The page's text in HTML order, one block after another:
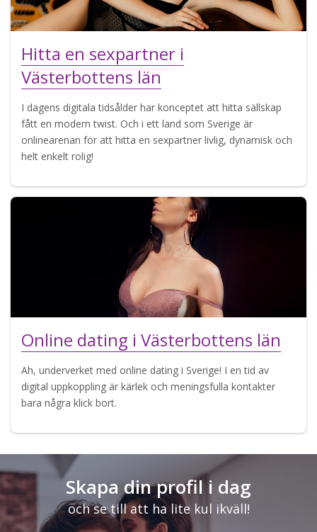
Hitta en sexpartner i
Västerbottens län
I dagens digitala tidsålder har konceptet att hitta sällskap
fått en modern twist. Och i ett land som Sverige är
onlinearenan för att hitta en sexpartner livlig, dynamisk och
helt enkelt rolig!
Online dating i Västerbottens län
Ah, underverket med online dating i Sverige! I en tid av
digital uppkoppling är kärlek och meningsfulla kontakter
bara några klick bort.
Skapa din profil i dag
och se till att ha lite kul ikväll!